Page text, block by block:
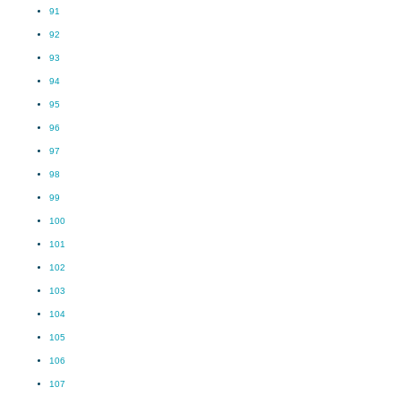
91
92
93
94
95
96
97
98
99
100
101
102
103
104
105
106
107